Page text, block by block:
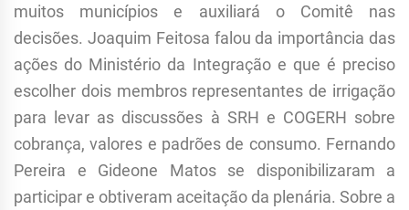
muitos municípios e auxiliará o Comitê nas
decisões. Joaquim Feitosa falou da importância das
ações do Ministério da Integração e que é preciso
escolher dois membros representantes de irrigação
para levar as discussões à SRH e COGERH sobre
cobrança, valores e padrões de consumo. Fernando
Pereira e Gideone Matos se disponibilizaram a
participar e obtiveram aceitação da plenária. Sobre a